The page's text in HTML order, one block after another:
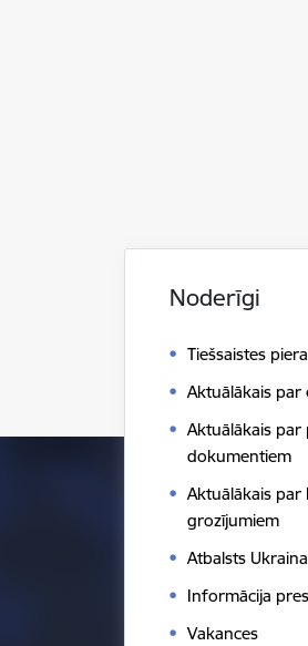
Noderīgi
Tiešsaistes
Aktuālākais par
Aktuālākais par
dokumentiem
Aktuālākais par
grozījumiem
Atbalsts
Informācija
Vakances